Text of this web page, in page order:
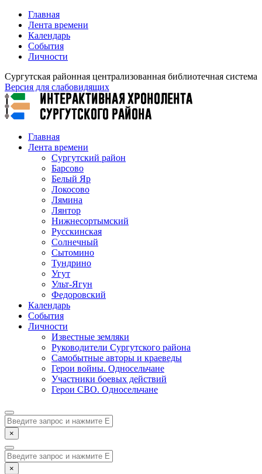
Главная
Лента времени
Календарь
События
Личности
Сургутская районная централизованная библиотечная система
Версия для слабовидящих
Главная
Лента времени
Сургутский район
Барсово
Белый Яр
Локосово
Лямина
Лянтор
Нижнесортымский
Русскинская
Солнечный
Сытомино
Тундрино
Угут
Ульт-Ягун
Федоровский
Календарь
События
Личности
Известные земляки
Руководители Сургутского района
Самобытные авторы и краеведы
Герои войны. Односельчане
Участники боевых действий
Герои СВО. Односельчане
×
×